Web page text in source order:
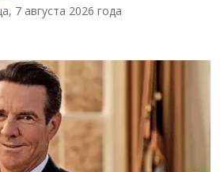
7 августа 2026 года